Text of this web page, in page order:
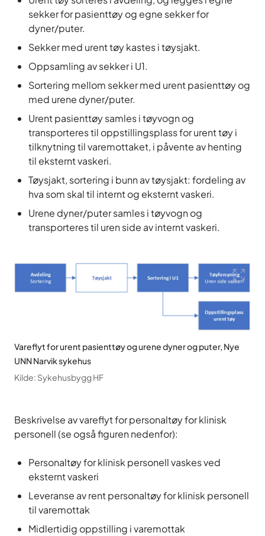
sekker for pasienttøy og egne sekker for
dyner/puter.
Sekker med urent tøy kastes i tøysjakt.
Oppsamling av sekker i U1.
Sortering mellom sekker med urent pasienttøy og
med urene dyner/puter.
Urent pasienttøy samles i tøyvogn og
transporteres til oppstillingsplass for urent tøy i
tilknytning til varemottaket, i påvente av henting
til eksternt vaskeri.
Tøysjakt, sortering i bunn av tøysjakt: fordeling av
hva som skal til internt og eksternt vaskeri.
Urene dyner/puter samles i tøyvogn og
transporteres til uren side av internt vaskeri.
Vareflyt for urent pasienttøy og urene dyner og puter, Nye
UNN Narvik sykehus
Kilde: Sykehusbygg HF
Beskrivelse av vareflyt for personaltøy for klinisk
personell (se også figuren nedenfor):
Personaltøy for klinisk personell vaskes ved
eksternt vaskeri
Leveranse av rent personaltøy for klinisk personell
til varemottak
Midlertidig oppstilling i varemottak